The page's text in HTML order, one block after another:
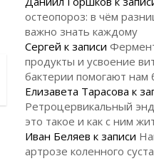
остеопороз: в чём
важно знать каждому
Сергей к записи
продукты и усвоение
бактерии помогают нам
Елизавета Тарасова к
Ретроцервикальный
это такое и как с ним
Иван Беляев к записи
артрозе коленного